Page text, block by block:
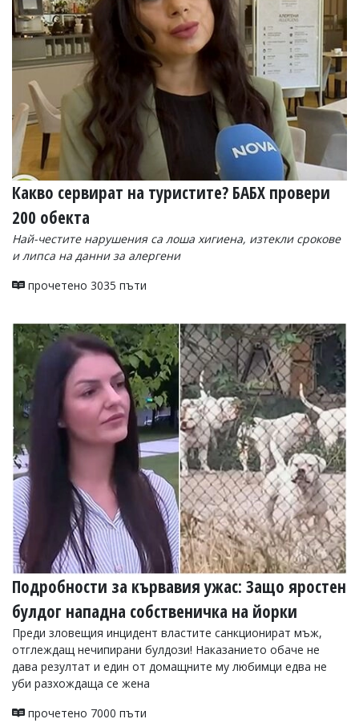
УКРАЙНА
СПОРТ
РАЗСЛЕДВАНЕ
БИЗНЕС
ЮГ
Управители:
Веселин
Василев,
email:
v.vasilev@flagman.bg
Катя
Касабова,
еmail:
k.kassabova@flagman.bg
редактор:
email:
office@flagman.bg
Коментарите
под
статиите
въвеждат
от
читателите
и
редакцията
не
носи
отговорност
за
тях!
Ако
откриете
обиден
за
вас
коментар,
моля
сигнализирайте
ни!
Какво сервират на туристите? БАБХ провери
200 обекта
Най-честите нарушения са лоша хигиена, изтекли срокове
и липса на данни за алергени
прочетено 3035 пъти
Подробности за кървавия ужас: Защо яростен
булдог нападна собственичка на йорки
Преди зловещия инцидент властите санкционират мъж,
отглеждащ нечипирани булдози! Наказанието обаче не
дава резултат и един от домащните му любимци едва не
уби разхождаща се жена
прочетено 7000 пъти